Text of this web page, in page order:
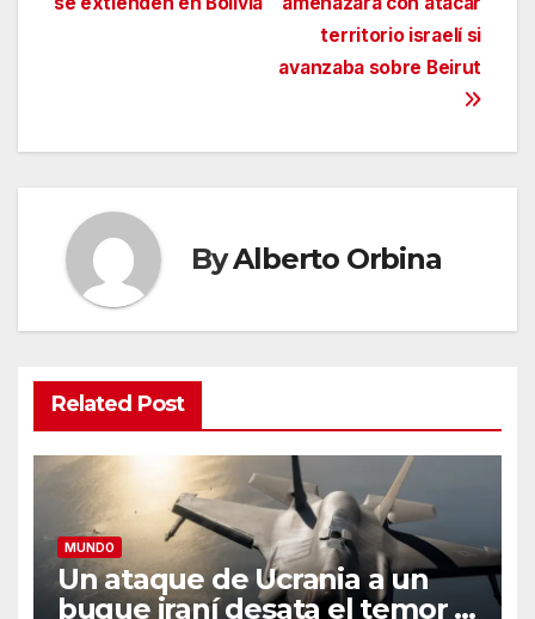
territorio israelí si
avanzaba sobre Beirut
ByAlberto Orbina
Related Post
MUNDO
Un ataque de Ucrania a un
buque iraní desata el temor a